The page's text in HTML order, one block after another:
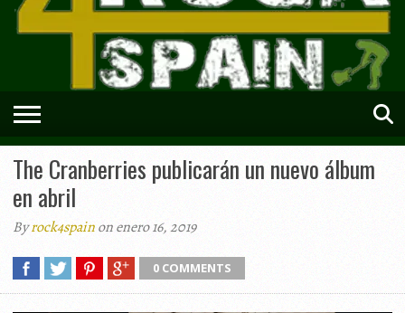
The Cranberries publicarán un nuevo álbum
en abril
Byrock4spainon enero 16, 2019
0 COMMENTS